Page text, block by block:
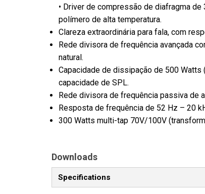
• Driver de compressão de diafragma
polímero de alta temperatura.
Clareza extraordinária para fala, com
Rede divisora de frequência avançada
natural.
Capacidade de dissipação de 500
capacidade de SPL.
Rede divisora de frequência passiva de
Resposta de frequência de 52 Hz – 20
300 Watts multi-tap 70V/100V
Downloads
Specifications